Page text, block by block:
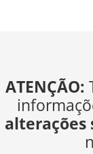
ATENÇÃO:
alterações